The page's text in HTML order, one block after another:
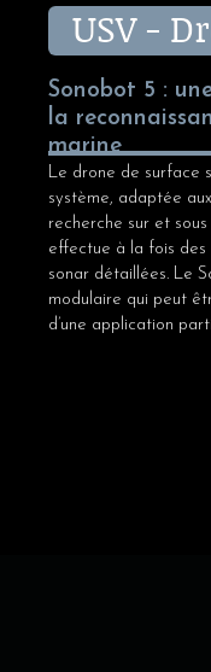
USV -
Sonobot 5 :
la
marine
Le drone de surface
système, adaptée
recherche sur et sous
effectue à la fois
sonar détaillées. Le
modulaire qui peut
d’une application